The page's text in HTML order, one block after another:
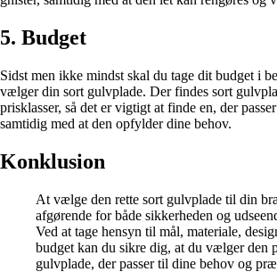
5. Budget
Sidst men ikke mindst skal du tage dit budget i
vælger din sort gulvplade. Der findes sort
prisklasser, så det er vigtigt at finde en, der
samtidig med at den opfylder dine behov.
Konklusion
At vælge den rette sort gulvplade til din
afgørende for både sikkerheden og
Ved at tage hensyn til mål, materiale,
budget kan du sikre dig, at du vælger den
gulvplade, der passer til dine behov og